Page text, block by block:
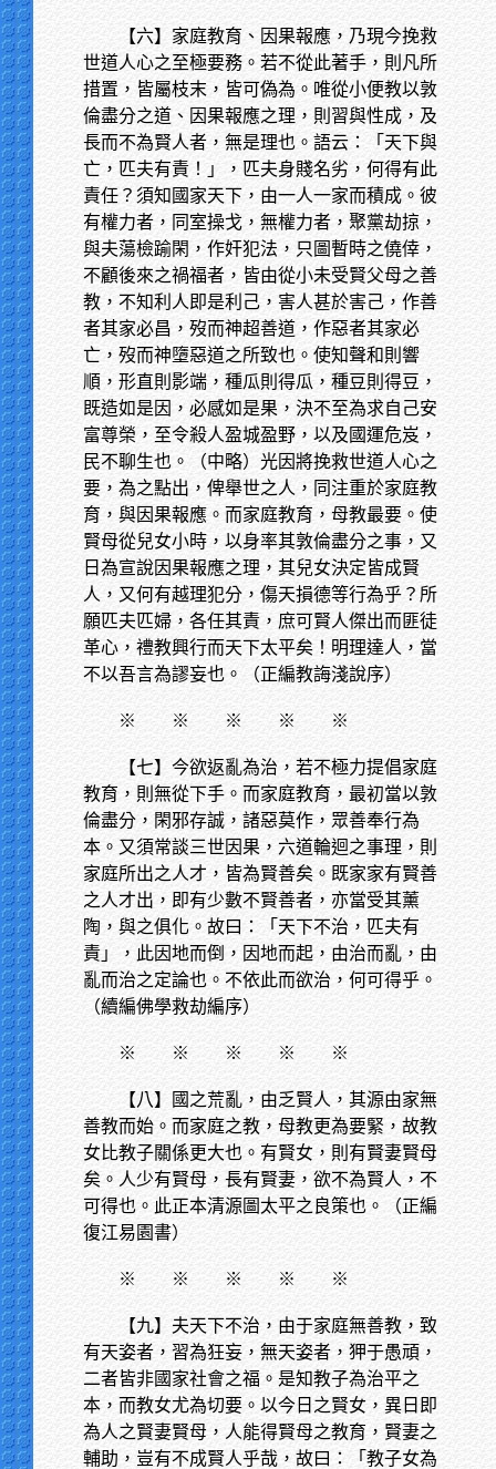
【六】家庭教育、因果報應，乃現今挽救
世道人心之至極要務。若不從此著手，則凡所
措置，皆屬枝末，皆可偽為。唯從小便教以敦
倫盡分之道、因果報應之理，則習與性成，及
長而不為賢人者，無是理也。語云：「天下與
亡，匹夫有責！」，匹夫身賤名劣，何得有此
責任？須知國家天下，由一人一家而積成。彼
有權力者，同室操戈，無權力者，聚黨劫掠，
與夫蕩檢踰閑，作奸犯法，只圖暫時之僥倖，
不顧後來之禍福者，皆由從小未受賢父母之善
教，不知利人即是利己，害人甚於害己，作善
者其家必昌，歿而神超善道，作惡者其家必
亡，歿而神墮惡道之所致也。使知聲和則響
順，形直則影端，種瓜則得瓜，種豆則得豆，
既造如是因，必感如是果，決不至為求自己安
富尊榮，至令殺人盈城盈野，以及國運危岌，
民不聊生也。（中略）光因將挽救世道人心之
要，為之點出，俾舉世之人，同注重於家庭教
育，與因果報應。而家庭教育，母教最要。使
賢母從兒女小時，以身率其敦倫盡分之事，又
日為宣說因果報應之理，其兒女決定皆成賢
人，又何有越理犯分，傷天損德等行為乎？所
願匹夫匹婦，各任其責，庶可賢人傑出而匪徒
革心，禮教興行而天下太平矣！明理達人，當
不以吾言為謬妄也。（正編教誨淺說序）
※ ※ ※ ※ ※
【七】今欲返亂為治，若不極力提倡家庭
教育，則無從下手。而家庭教育，最初當以敦
倫盡分，閑邪存誠，諸惡莫作，眾善奉行為
本。又須常談三世因果，六道輪迴之事理，則
家庭所出之人才，皆為賢善矣。既家家有賢善
之人才出，即有少數不賢善者，亦當受其薰
陶，與之俱化。故曰：「天下不治，匹夫有
責」，此因地而倒，因地而起，由治而亂，由
亂而治之定論也。不依此而欲治，何可得乎。
（續編佛學救劫編序）
※ ※ ※ ※ ※
【八】國之荒亂，由乏賢人，其源由家無
善教而始。而家庭之教，母教更為要緊，故教
女比教子關係更大也。有賢女，則有賢妻賢母
矣。人少有賢母，長有賢妻，欲不為賢人，不
可得也。此正本清源圖太平之良策也。（正編
復江易園書）
※ ※ ※ ※ ※
【九】夫天下不治，由于家庭無善教，致
有天姿者，習為狂妄，無天姿者，狎于愚頑，
二者皆非國家社會之福。是知教子為治平之
本，而教女尤為切要。以今日之賢女，異日即
為人之賢妻賢母，人能得賢母之教育，賢妻之
輔助，豈有不成賢人乎哉，故曰：「教子女為